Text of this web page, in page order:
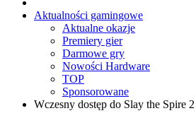
Aktualności gamingowe
Aktualne okazje
Premiery gier
Darmowe gry
Nowości Hardware
TOP
Sponsorowane
Wczesny dostęp do Slay the Spire